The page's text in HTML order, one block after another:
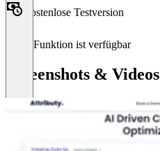
Kostenlose Testversion
Diese Funktion ist verfügbar
Screenshots & Videos